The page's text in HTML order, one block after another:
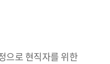
으로 현직자를 위한